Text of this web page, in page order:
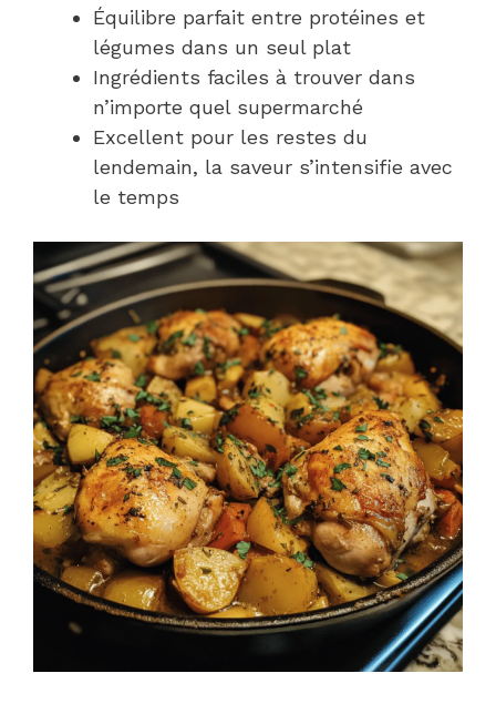
Équilibre parfait entre protéines et
légumes dans un seul plat
Ingrédients faciles à trouver dans
n’importe quel supermarché
Excellent pour les restes du
lendemain, la saveur s’intensifie avec
le temps